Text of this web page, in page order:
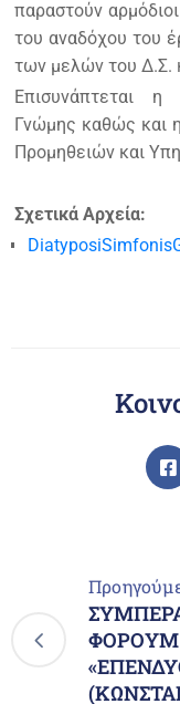
παραστούν
του αναδόχου του
των μελών του Δ.Σ.
Επισυνάπτεται
Γνώμης καθώς και
Προμηθειών και
Σχετικά Αρχεία:
ΦΟΡΟΥΜ